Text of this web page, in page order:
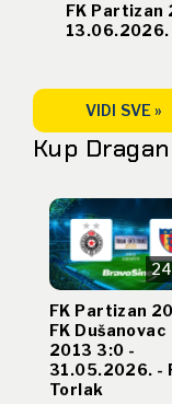
FK Partizan
13.06.2026.
VIDI SVE »
Kup
FK Partizan
FK Dušanovac
2013 3:0 -
31.05.2026. -
Torlak